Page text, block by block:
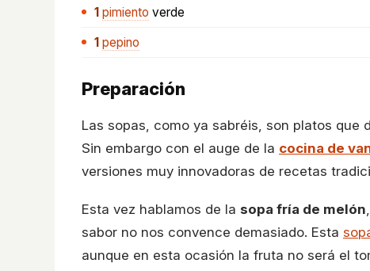
1 pimiento verde
1 pepino
Preparación
Las sopas, como ya sabréis, son platos que
Sin embargo con el auge de la cocina de
versiones muy innovadoras de recetas
Esta vez hablamos de la sopa fría de melón
sabor no nos convence demasiado. Esta
aunque en esta ocasión la fruta no será el